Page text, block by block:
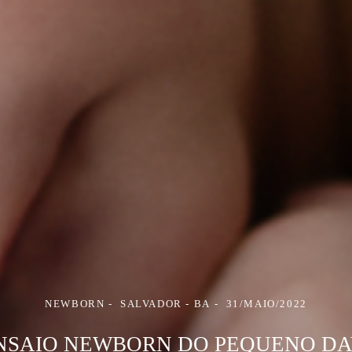
NEWBORN SALVADOR - BA 31/MAIO/2022
NEWBORN DO PEQUENO